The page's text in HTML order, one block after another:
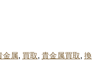
金属, 買取, 貴金属買取, 換